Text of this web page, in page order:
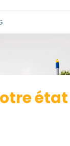
état